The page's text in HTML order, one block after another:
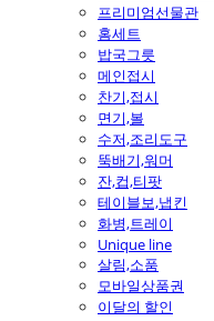
프리미엄선물관
홈세트
밥국그릇
메인접시
찬기,접시
면기,볼
수저,조리도구
뚝배기,워머
잔,컵,티팟
테이블보,냅킨
화병,트레이
Unique line
살림,소품
모바일상품권
이달의 할인